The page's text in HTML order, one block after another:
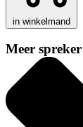
in winkelmand
Meer